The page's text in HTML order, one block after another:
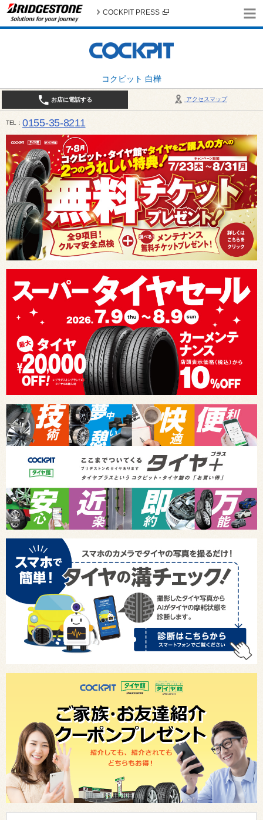
コクピット 白樺
COCKPIT PRESS
アクセスマップ
お店に電話する
TEL 0155-35-8211
10:00～18:30 （作業受付17:30最終） / 定休日：7月定休日 1日、7日、8日、14日、15日、21